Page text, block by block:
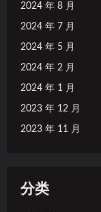
2024 年 8 月
2024 年 7 月
2024 年 5 月
2024 年 2 月
2024 年 1 月
2023 年 12 月
2023 年 11 月
分类